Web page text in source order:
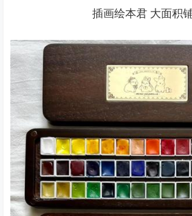
插画绘本君 大面积